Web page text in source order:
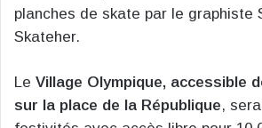
planches de skate par le graphiste
Skateher.
Le Village Olympique, accessible
sur la place de la République,